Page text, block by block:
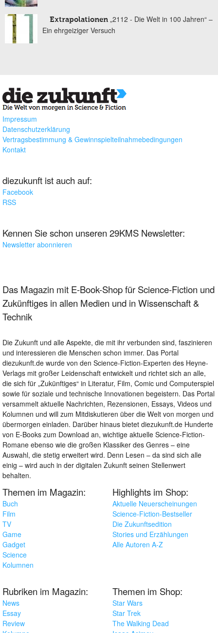
Extrapolationen „2112 - Die Welt in 100 Jahren“ –
Ein ehrgeiziger Versuch
Impressum
Datenschutzerklärung
Vertragsbestimmung & Gewinnspielteilnahmebedingungen
Kontakt
diezukunft ist auch auf:
Facebook
RSS
Kennen Sie schon unseren 29KMS Newsletter:
Newsletter abonnieren
Das Magazin mit E-Book-Shop für Science-Fiction und
Zukünftiges in allen Medien und in Wissenschaft &
Technik
Die Zukunft und alle Aspekte, die mit ihr verbunden sind, faszinieren
und interessieren die Menschen schon immer. Das Portal
diezukunft.de wurde von den Science-Fiction-Experten des Heyne-
Verlags mit großer Leidenschaft entwickelt und richtet sich an alle,
die sich für „Zukünftiges“ in Literatur, Film, Comic und Computerspiel
sowie für soziale und technische Innovationen begeistern. Das Portal
versammelt aktuelle Nachrichten, Rezensionen, Essays, Videos und
Kolumnen und will zum Mitdiskutieren über die Welt von morgen und
übermorgen einladen. Darüber hinaus bietet diezukunft.de Hunderte
von E-Books zum Download an, wichtige aktuelle Science-Fiction-
Romane ebenso wie die großen Klassiker des Genres – eine
Auswahl, die stetig erweitert wird. Denn Lesen – da sind sich alle
einig – wird auch in der digitalen Zukunft seinen Stellenwert
behalten.
Themen im Magazin:
Buch
Film
TV
Game
Gadget
Science
Kolumnen
Highlights im Shop:
Aktuelle Neuerscheinungen
Science-Fiction-Bestseller
Die Zukunftsedition
Stories und Erzählungen
Alle Autoren A-Z
Rubriken im Magazin:
News
Essay
Review
Themen im Shop:
Star Wars
Star Trek
The Walking Dead